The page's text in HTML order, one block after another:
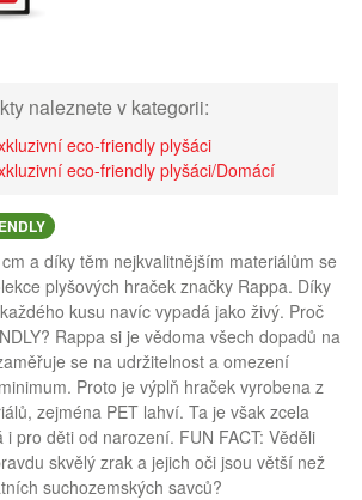
naleznete v kategorii:
eco-friendly plyšáci
eco-friendly plyšáci/Domácí
a díky těm nejkvalitnějším materiálům se
plyšových hraček značky Rappa. Díky
kusu navíc vypadá jako živý. Proč
Rappa si je vědoma všech dopadů na
se na udržitelnost a omezení
Proto je výplň hraček vyrobena z
zejména PET lahví. Ta je však zcela
i pro děti od narození. FUN FACT: Věděli
skvělý zrak a jejich oči jsou větší než
suchozemských savců?